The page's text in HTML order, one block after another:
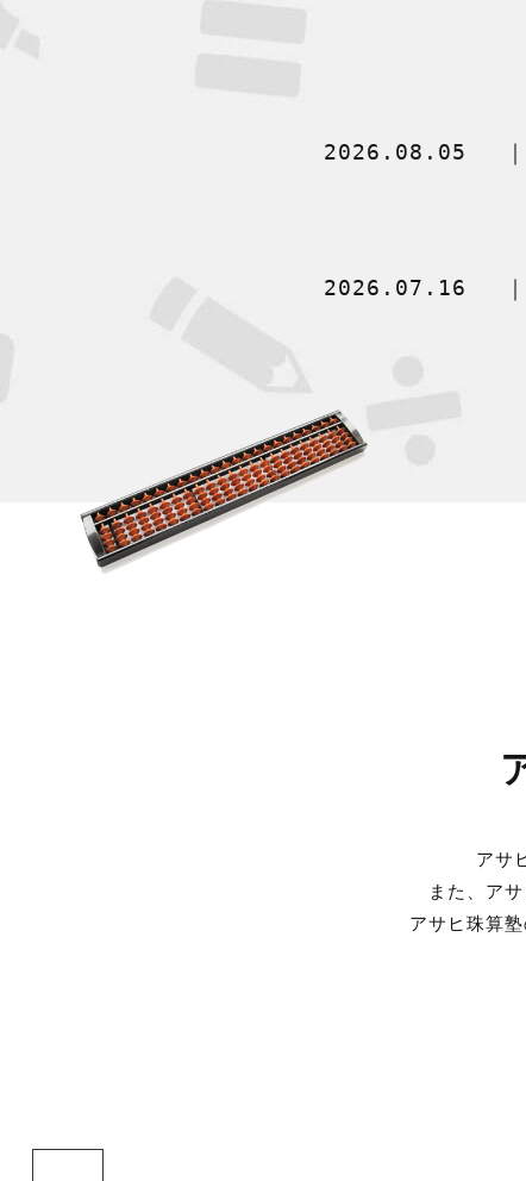
2026.08.05
2026.07.16
アサ
また、ア
アサヒ珠算